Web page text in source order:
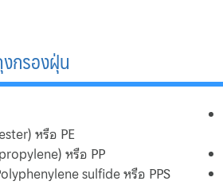
กรองฝุ่น
หรือ PE
หรือ PP
sulfide หรือ PPS